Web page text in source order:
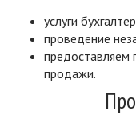
услуги
проведение
продажи.